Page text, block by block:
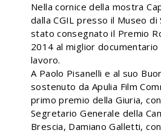
Nella cornice della mostra
dalla CGIL presso il Museo di
stato consegnato il Premio
2014 al miglior
lavoro.
A Paolo Pisanelli e al suo
sostenuto da Apulia Film
primo premio della Giuria,
Segretario Generale della
Brescia, Damiano Galletti,